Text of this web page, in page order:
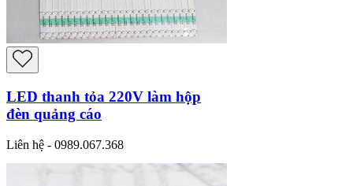
LED thanh tỏa 220V làm hộp
đèn quảng cáo
Liên hệ - 0989.067.368